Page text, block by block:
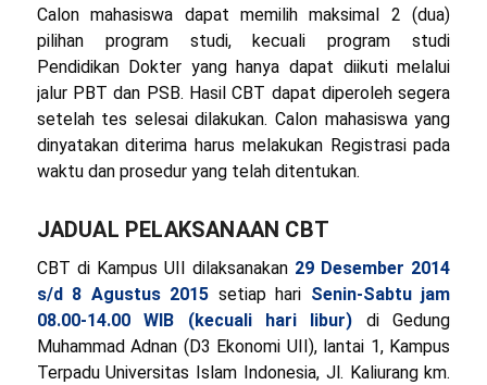
Calon mahasiswa dapat memilih maksimal 2 (dua)
pilihan program studi, kecuali program studi
Pendidikan Dokter yang hanya dapat diikuti melalui
jalur PBT dan PSB. Hasil CBT dapat diperoleh segera
setelah tes selesai dilakukan. Calon mahasiswa yang
dinyatakan diterima harus melakukan Registrasi pada
waktu dan prosedur yang telah ditentukan.
JADUAL PELAKSANAAN CBT
CBT di Kampus UII dilaksanakan 29 Desember 2014
s/d 8 Agustus 2015 setiap hari Senin-Sabtu jam
08.00-14.00 WIB (kecuali hari libur) di Gedung
Muhammad Adnan (D3 Ekonomi UII), lantai 1, Kampus
Terpadu Universitas Islam Indonesia, Jl. Kaliurang km.